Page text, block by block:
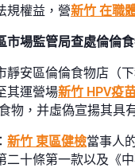
規權益，營新竹 在職
市場監管局查處倫倫
靜安區倫倫食物店（
其運營場新竹 HPV疫
物，并虛偽宣揚其具
新竹 東區健檢當事人
二十條第一款以及《